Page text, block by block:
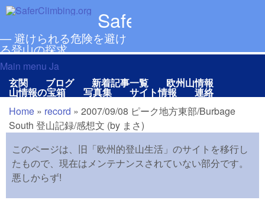
メインコンテンツに移動
SaferClimbing.org
— 避けられる危険を避け
る登山の探求
Main menu Ja
Main menu Ja
玄関
ブログ 新着記事一覧 欧州山情報
山情報の宝箱 写真集 サイト情報 連絡
現在地
Home » record » 2007/09/08 ピーク地方東部/Burbage
South 登山記録/感想文 (by まさ)
このページは、旧「欧州的登山生活」のサイトを移行し
たもので、現在はメンテナンスされていない部分です。
悪しからず!